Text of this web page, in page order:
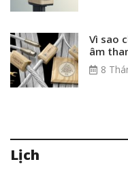
Vì sao
âm
8
Lịch